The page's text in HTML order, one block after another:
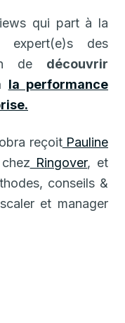
qui part à la
expert(e)s des
de découvrir
la performance
reçoitPauline
Ringover, et
conseils &
et manager